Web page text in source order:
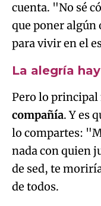
cuenta. "No sé
que poner algún
para vivir en el
La alegría
Pero lo principal
compañía. Y es
lo compartes:
nada con quien
de sed, te
de todos.